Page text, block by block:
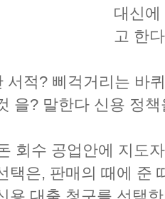
대신
고 한
서적? 삐걱거리는 바
을? 말한다 신용 정책
회수 공업안에 지도
택은, 판매의 때에 준